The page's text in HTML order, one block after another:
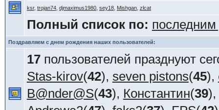
ksr, trojan74, djmaximus1980, sey18, Mishgan, zlcat
Полный список по:
Поздравляем с днем рождения наших пользователей:
17пользователей празднуют
Stas-kirov(42), seven pistons(45),
B@nder@S(43), Константин(39),